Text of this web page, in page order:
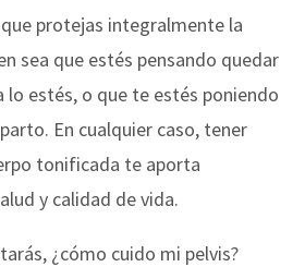
protejas integralmente la
sea que estés pensando quedar
lo estés, o que te estés poniendo
En cualquier caso, tener
tonificada te aporta
y calidad de vida.
¿cómo cuido mi pelvis?